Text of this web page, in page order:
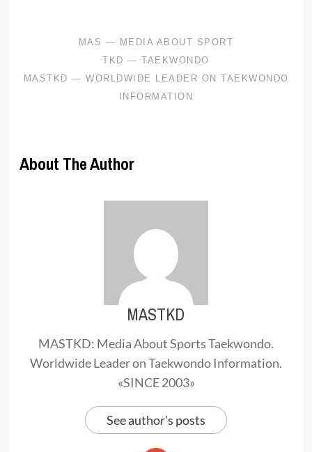
About The Author
MASTKD
MASTKD: Media About Sports Taekwondo.
Worldwide Leader on Taekwondo Information.
«SINCE 2003»
See author's posts